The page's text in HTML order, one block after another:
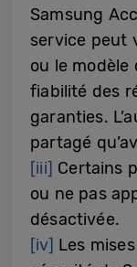
Samsung
service peut
ou le modèle
fiabilité des
garanties.
partagé
[iii] Certains
ou ne pas
désactivée.
[iv] Les